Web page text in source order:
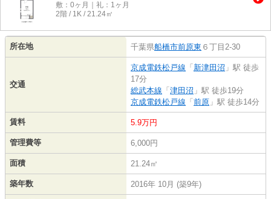
敷：0ヶ月｜礼：1ヶ月
2階 / 1K / 21.24㎡
所在地 千葉県船橋市前原東 ６丁目2-30
交通
京成電鉄松戸線 「 新津田沼 」駅 徒歩
17分
総武本線 「 津田沼 」駅 徒歩19分
京成電鉄松戸線 「 前原 」駅 徒歩14分
賃料 5.9万円
管理費等 6,000円
面積 21.24㎡
築年数 2016年 10月 (築9年)